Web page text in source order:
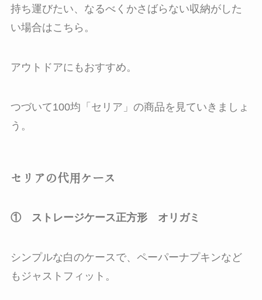
持ち運びたい、なるべくかさばらない収納がした
い場合はこちら。
アウトドアにもおすすめ。
つづいて100均「セリア」の商品を見ていきましょ
う。
セリアの代用ケース
① ストレージケース正方形 オリガミ
シンプルな白のケースで、ペーパーナプキンなど
もジャストフィット。